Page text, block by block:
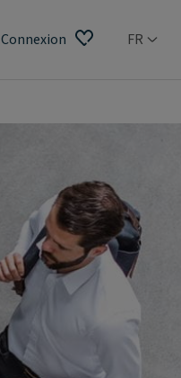
Connexion FR